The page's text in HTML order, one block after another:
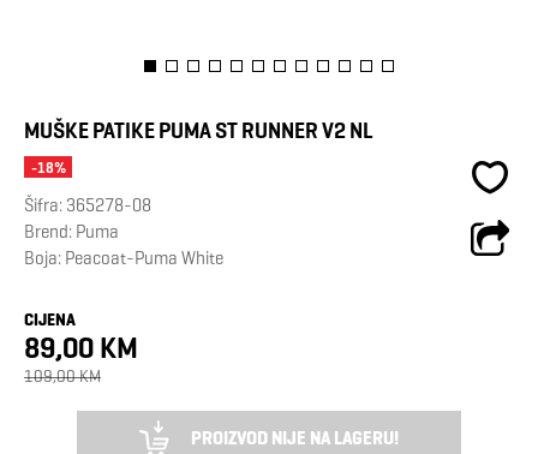
MUŠKE PATIKE PUMA ST RUNNER V2 NL
-18%
Šifra: 365278-08
Brend: Puma
Boja: Peacoat-Puma White
CIJENA
89,00 KM
109,00 KM
PROIZVOD NIJE NA LAGERU!